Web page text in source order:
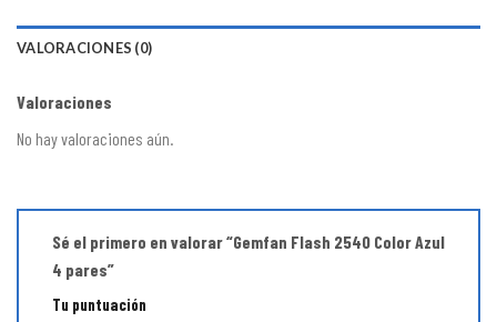
VALORACIONES (0)
Valoraciones
No hay valoraciones aún.
Sé el primero en valorar “Gemfan Flash 2540 Color Azul
4 pares”
Tu puntuación